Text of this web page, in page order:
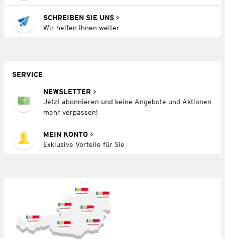
SCHREIBEN SIE UNS
Wir helfen Ihnen weiter
SERVICE
NEWSLETTER
Jetzt abonnieren und keine Angebote und Aktionen
mehr verpassen!
MEIN KONTO
Exklusive Vorteile für Sie